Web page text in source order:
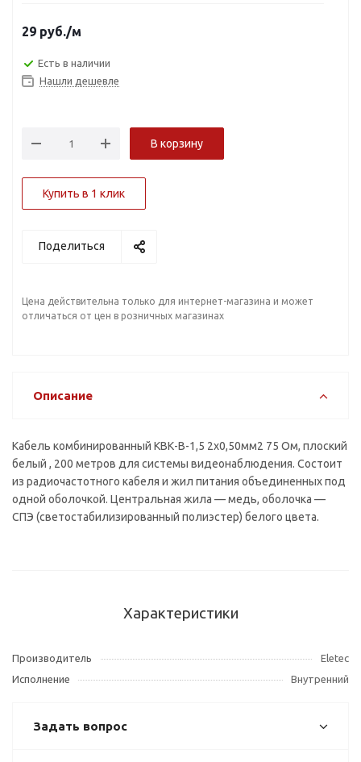
29 руб./м
Есть в наличии
Нашли дешевле
В корзину
Купить в 1 клик
Поделиться
Цена действительна только для интернет-магазина и может
отличаться от цен в розничных магазинах
Описание
Кабель комбинированный КВК-В-1,5 2x0,50мм2 75 Ом, плоский
белый , 200 метров для системы видеонаблюдения. Состоит
из радиочастотного кабеля и жил питания объединенных под
одной оболочкой. Центральная жила — медь, оболочка —
СПЭ (светостабилизированный полиэстер) белого цвета.
Характеристики
Производитель
Eletec
Исполнение
Внутренний
Задать вопрос